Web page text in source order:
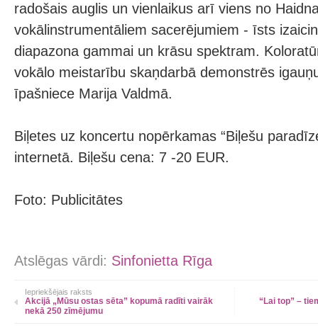
radošais auglis un vienlaikus arī viens no
vokālinstrumentāliem sacerējumiem - īsts
diapazona gammai un krāsu spektram.
vokālo meistarību skaņdarbā demonstrēs
īpašniece Marija Valdmā.
Biļetes uz koncertu nopērkamas “Biļešu
internetā. Biļešu cena: 7 -20 EUR.
Foto: Publicitātes
Atslēgas vārdi: Sinfonietta Rīga
Iepriekšējais raksts
Akcijā „Mūsu ostas sēta” kopumā radīti vairāk
nekā 250 zīmējumu
“Lai top” –